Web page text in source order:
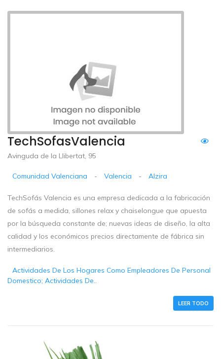
TechSofasValencia
Avinguda de la Llibertat, 95
Comunidad Valenciana - Valencia - Alzira
TechSofás Valencia es una empresa dedicada a la fabricación
de sofás a medida, sillones relax y chaiselongue que apuesta
por la búsqueda constante de; nuevas ideas de diseño, la alta
calidad y los económicos precios directamente de fábrica sin
intermediarios.
Actividades De Los Hogares Como Empleadores De Personal
Domestico; Actividades De..
LEER TODO